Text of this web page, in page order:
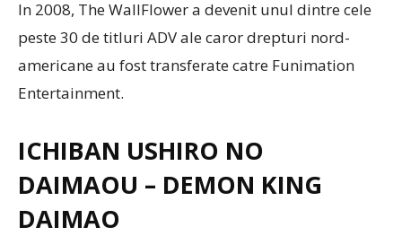
In 2008, The WallFlower a devenit unul dintre cele
peste 30 de titluri ADV ale caror drepturi nord-
americane au fost transferate catre Funimation
Entertainment.
ICHIBAN USHIRO NO
DAIMAOU – DEMON KING
DAIMAO